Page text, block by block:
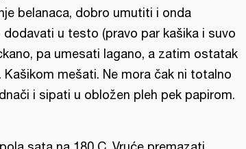
belanaca, dobro umutiti i onda
dodavati u testo (pravo par kašika i suvo
pa umesati lagano, a zatim ostatak
Kašikom mešati. Ne mora čak ni totalno
i sipati u obložen pleh pek papirom.